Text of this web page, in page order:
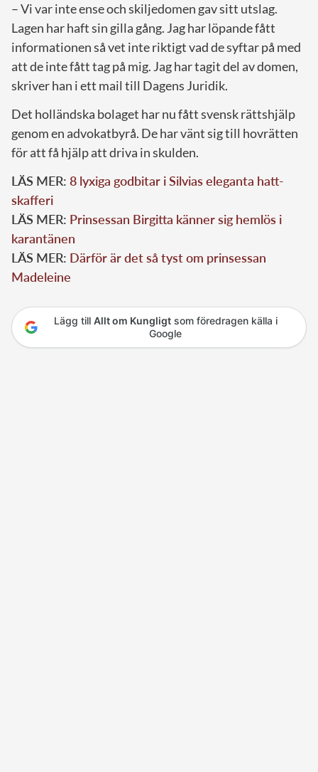
– Vi var inte ense och skiljedomen gav sitt utslag.
Lagen har haft sin gilla gång. Jag har löpande fått
informationen så vet inte riktigt vad de syftar på med
att de inte fått tag på mig. Jag har tagit del av domen,
skriver han i ett mail till Dagens Juridik.
Det holländska bolaget har nu fått svensk rättshjälp
genom en advokatbyrå. De har vänt sig till hovrätten
för att få hjälp att driva in skulden.
LÄS MER: 8 lyxiga godbitar i Silvias eleganta hatt-
skafferi
LÄS MER: Prinsessan Birgitta känner sig hemlös i
karantänen
LÄS MER: Därför är det så tyst om prinsessan
Madeleine
Lägg till Allt om Kungligtsom föredragen källa i
Google